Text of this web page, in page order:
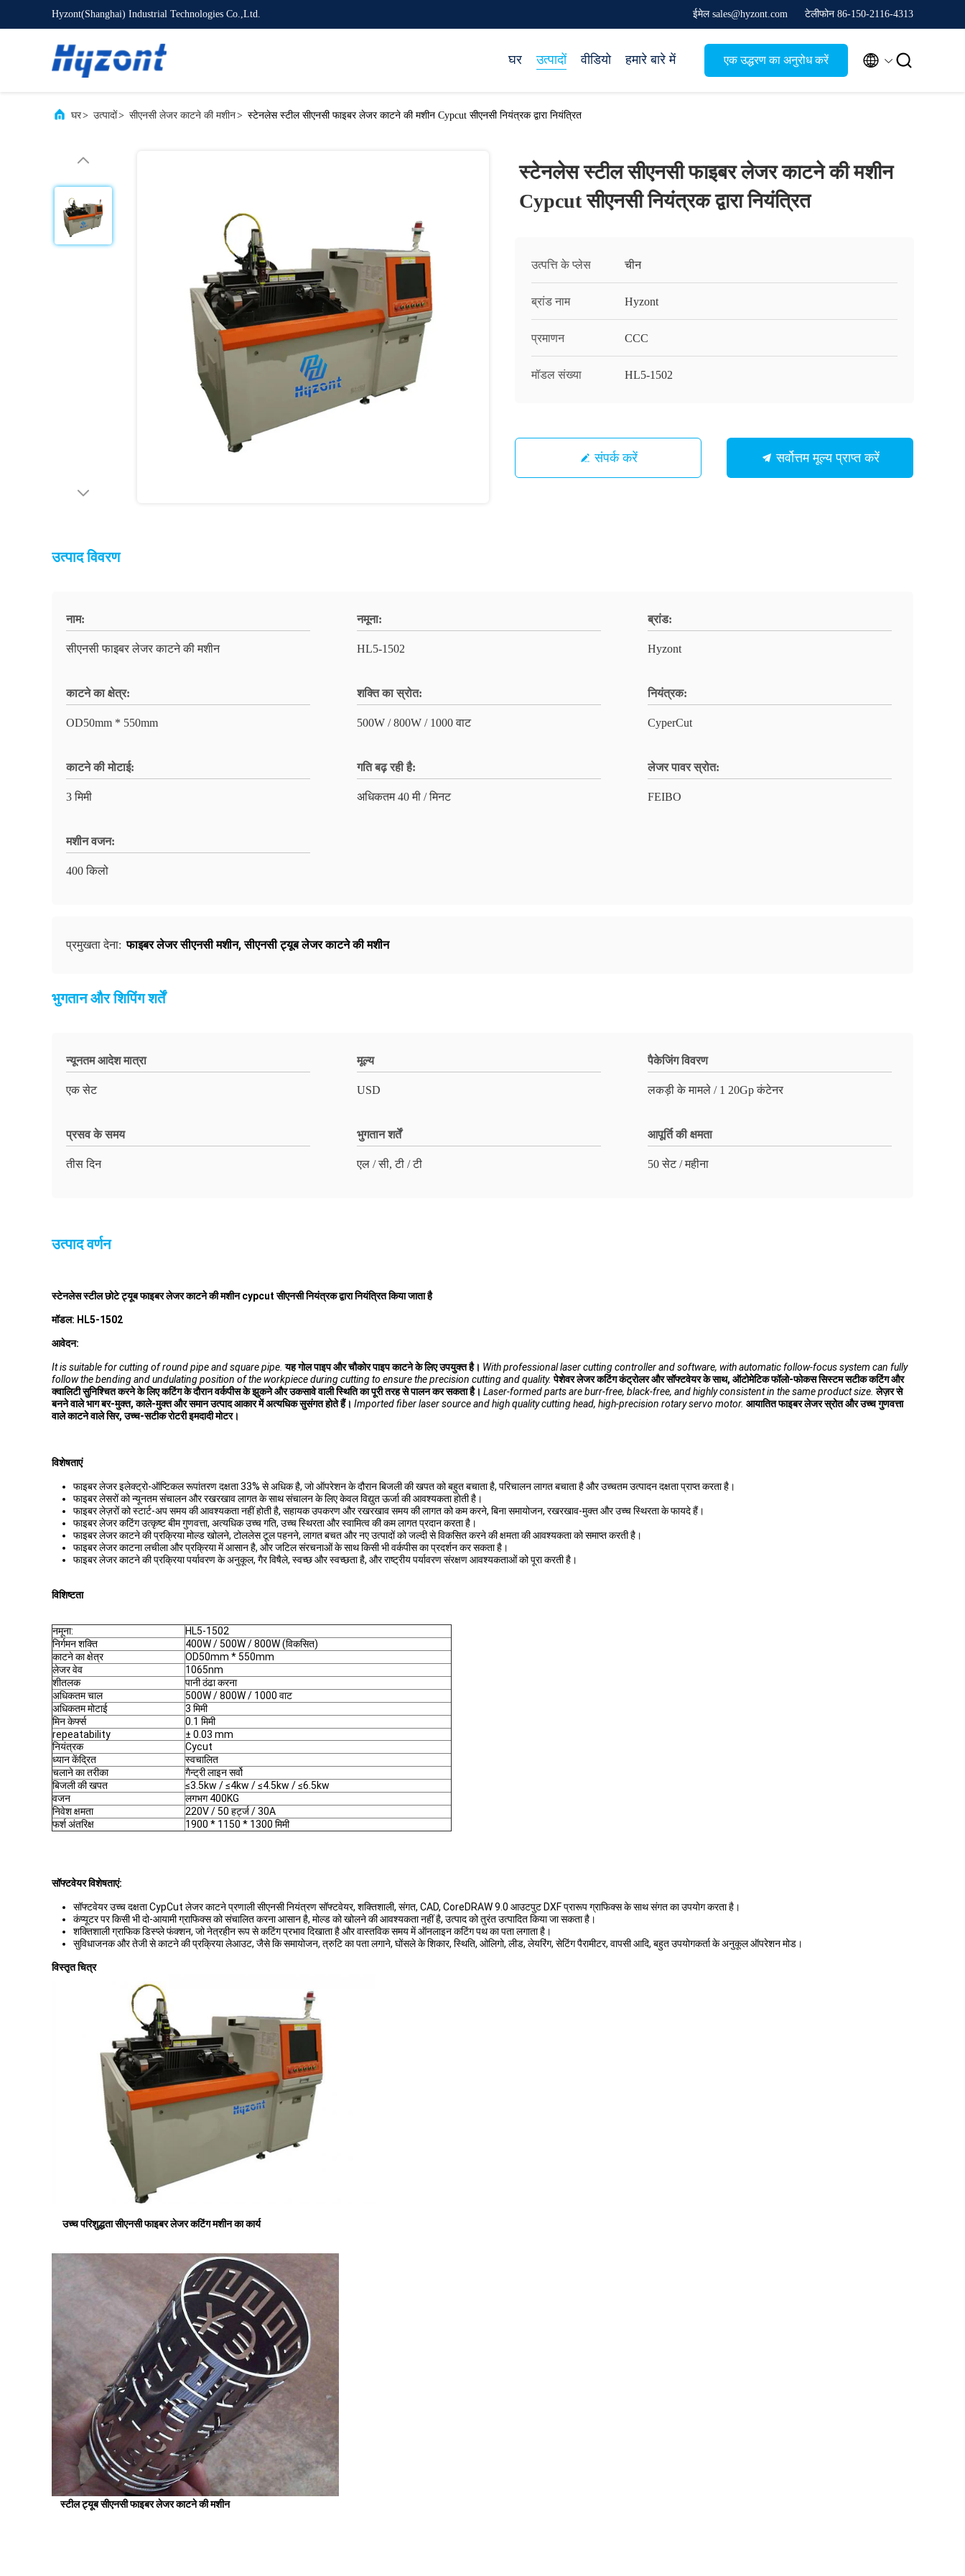
Hyzont(Shanghai) Industrial Technologies Co.,Ltd. ईमेल sales@hyzont.com टेलीफोन 86-150-2116-4313
घर उत्पादों वीडियो हमारे बारे में एक उद्धरण का अनुरोध करें  
घर> उत्पादों> सीएनसी लेजर काटने की मशीन> स्टेनलेस स्टील सीएनसी फाइबर लेजर काटने की मशीन Cypcut सीएनसी नियंत्रक द्वारा नियंत्रित
स्टेनलेस स्टील सीएनसी फाइबर लेजर काटने की मशीन
Cypcut सीएनसी नियंत्रक द्वारा नियंत्रित
उत्पत्ति के प्लेस चीन
ब्रांड नाम Hyzont
प्रमाणन CCC
मॉडल संख्या HL5-1502
संपर्क करें सर्वोत्तम मूल्य प्राप्त करें
उत्पाद विवरण
नाम:
सीएनसी फाइबर लेजर काटने की मशीन
नमूना:
HL5-1502
ब्रांड:
Hyzont
काटने का क्षेत्र:
OD50mm * 550mm
शक्ति का स्रोत:
500W / 800W / 1000 वाट
नियंत्रक:
CyperCut
काटने की मोटाई:
3 मिमी
गति बढ़ रही है:
अधिकतम 40 मी / मिनट
लेजर पावर स्रोत:
FEIBO
मशीन वजन:
400 किलो
प्रमुखता देना: फाइबर लेजर सीएनसी मशीन,सीएनसी ट्यूब लेजर काटने की मशीन
भुगतान और शिपिंग शर्तें
न्यूनतम आदेश मात्रा
एक सेट
मूल्य
USD
पैकेजिंग विवरण
लकड़ी के मामले / 1 20Gp कंटेनर
प्रसव के समय
तीस दिन
भुगतान शर्तें
एल / सी, टी / टी
आपूर्ति की क्षमता
50 सेट / महीना
उत्पाद वर्णन
स्टेनलेस स्टील छोटे ट्यूब फाइबर लेजर काटने की मशीन cypcut सीएनसी नियंत्रक द्वारा नियंत्रित किया जाता है
मॉडल: HL5-1502
आवेदन:
It is suitable for cutting of round pipe and square pipe. यह गोल पाइप और चौकोर पाइप काटने के लिए उपयुक्त है। With professional laser cutting controller and software, with automatic follow-focus system can fully
follow the bending and undulating position of the workpiece during cutting to ensure the precision cutting and quality. पेशेवर लेजर कटिंग कंट्रोलर और सॉफ्टवेयर के साथ, ऑटोमेटिक फॉलो-फोकस सिस्टम सटीक कटिंग और
क्वालिटी सुनिश्चित करने के लिए कटिंग के दौरान वर्कपीस के झुकने और उकसावे वाली स्थिति का पूरी तरह से पालन कर सकता है। Laser-formed parts are burr-free, black-free, and highly consistent in the same product size. लेज़र से
बनने वाले भाग बर-मुक्त, काले-मुक्त और समान उत्पाद आकार में अत्यधिक सुसंगत होते हैं। Imported fiber laser source and high quality cutting head, high-precision rotary servo motor. आयातित फाइबर लेजर स्रोत और उच्च गुणवत्ता
वाले काटने वाले सिर, उच्च-सटीक रोटरी इमदादी मोटर।
विशेषताएं
फाइबर लेजर इलेक्ट्रो-ऑप्टिकल रूपांतरण दक्षता 33% से अधिक है, जो ऑपरेशन के दौरान बिजली की खपत को बहुत बचाता है, परिचालन लागत बचाता है और उच्चतम उत्पादन दक्षता प्राप्त करता है।
फाइबर लेसरों को न्यूनतम संचालन और रखरखाव लागत के साथ संचालन के लिए केवल विद्युत ऊर्जा की आवश्यकता होती है।
फाइबर लेज़रों को स्टार्ट-अप समय की आवश्यकता नहीं होती है, सहायक उपकरण और रखरखाव समय की लागत को कम करने, बिना समायोजन, रखरखाव-मुक्त और उच्च स्थिरता के फायदे हैं।
फाइबर लेजर कटिंग उत्कृष्ट बीम गुणवत्ता, अत्यधिक उच्च गति, उच्च स्थिरता और स्वामित्व की कम लागत प्रदान करता है।
फाइबर लेजर काटने की प्रक्रिया मोल्ड खोलने, टोललेस टूल पहनने, लागत बचत और नए उत्पादों को जल्दी से विकसित करने की क्षमता की आवश्यकता को समाप्त करती है।
फाइबर लेजर काटना लचीला और प्रक्रिया में आसान है, और जटिल संरचनाओं के साथ किसी भी वर्कपीस का प्रदर्शन कर सकता है।
फाइबर लेजर काटने की प्रक्रिया पर्यावरण के अनुकूल, गैर विषैले, स्वच्छ और स्वच्छता है, और राष्ट्रीय पर्यावरण संरक्षण आवश्यकताओं को पूरा करती है।
विशिष्टता
नमूना:
HL5-1502
निर्गमन शक्ति
400W / 500W / 800W (विकसित)
काटने का क्षेत्र
OD50mm * 550mm
लेजर वेव
1065nm
शीतलक
पानी ठंढा करना
अधिकतम चाल
500W / 800W / 1000 वाट
अधिकतम मोटाई
3 मिमी
मिन केर्फ्स
0.1 मिमी
repeatability
± 0.03 mm
नियंत्रक
Cycut
ध्यान केंद्रित
स्वचालित
चलाने का तरीका
गैन्ट्री लाइन सर्वो
बिजली की खपत
≤3.5kw / ≤4kw / ≤4.5kw / ≤6.5kw
वजन
लगभग 400KG
निवेश क्षमता
220V / 50 हर्ट्ज / 30A
फर्श अंतरिक्ष
1900 * 1150 * 1300 मिमी
सॉफ्टवेयर विशेषताएं:
सॉफ्टवेयर उच्च दक्षता CypCut लेजर काटने प्रणाली सीएनसी नियंत्रण सॉफ्टवेयर, शक्तिशाली, संगत, CAD, CoreDRAW 9.0 आउटपुट DXF प्रारूप ग्राफिक्स के साथ संगत का उपयोग करता है।
कंप्यूटर पर किसी भी दो-आयामी ग्राफिक्स को संचालित करना आसान है, मोल्ड को खोलने की आवश्यकता नहीं है, उत्पाद को तुरंत उत्पादित किया जा सकता है।
शक्तिशाली ग्राफिक डिस्प्ले फंक्शन, जो नेत्रहीन रूप से कटिंग प्रभाव दिखाता है और वास्तविक समय में ऑनलाइन कटिंग पथ का पता लगाता है।
सुविधाजनक और तेजी से काटने की प्रक्रिया लेआउट, जैसे कि समायोजन, त्रुटि का पता लगाने, घोंसले के शिकार, स्थिति, ओलिगो, लीड, लेयरिंग, सेटिंग पैरामीटर, वापसी आदि, बहुत उपयोगकर्ता के अनुकूल ऑपरेशन मोड।
विस्तृत चित्र
उच्च परिशुद्धता सीएनसी फाइबर लेजर कटिंग मशीन का कार्य
स्टील ट्यूब सीएनसी फाइबर लेजर काटने की मशीन